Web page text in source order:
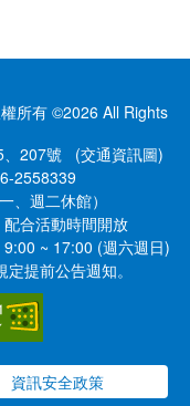
所有 ©2026 All Rights
207號
(交通資訊圖)
2558339
、週二休館）
合活動時間開放
~ 17:00 (週六週日)
提前公告週知。
資訊安全政策